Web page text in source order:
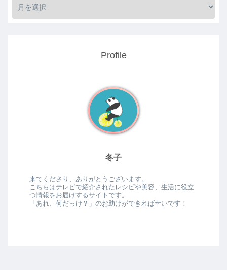
Profile
冬子
来てくださり、ありがとうございます。
こちらはテレビで紹介されたレシピや美容、生活に役立
つ情報をお届けするサイトです。
「あれ、何だっけ？」のお助けができれば幸いです！